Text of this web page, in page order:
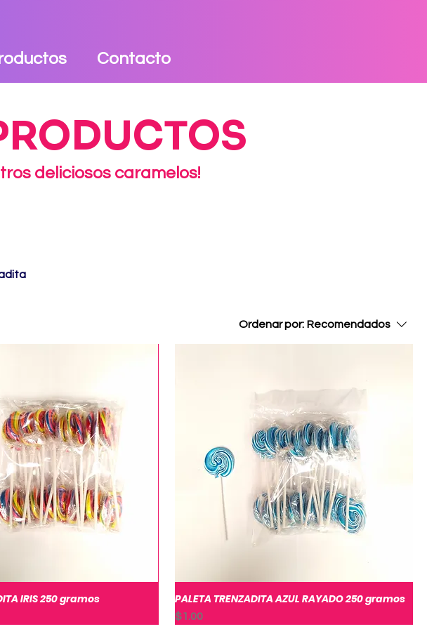
Contacto
deliciosos caramelos!
Ordenar por: Recomendados
Vista rápida
IRIS 250 gramos Vista rápida
PALETA TRENZADITA AZUL RAYADO 250 gramos
Precio
$1.00